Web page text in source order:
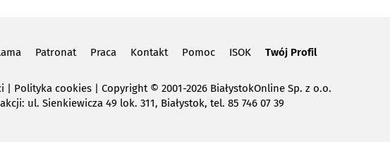
Patronat Praca Kontakt Pomoc ISOK Twój Profil
| Polityka cookies Copyright© 2001-2026 BiałystokOnline Sp. z o.o.
ul. Sienkiewicza 49 lok. 311, Białystok, tel. 85 746 07 39